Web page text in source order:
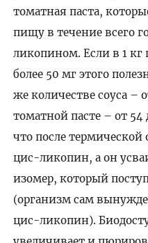
томатная паста,
пищу в течение всего
ликопином. Если в 1 кг
более 50 мг этого
же количестве соуса –
томатной пасте – от 54
что после
цис-ликопин, а он
изомер, который
(организм сам
цис-ликопин).